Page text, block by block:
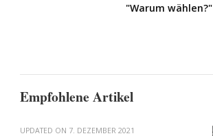
"Warum wählen?"
Empfohlene Artikel
UPDATED ON 7. DEZEMBER 2021